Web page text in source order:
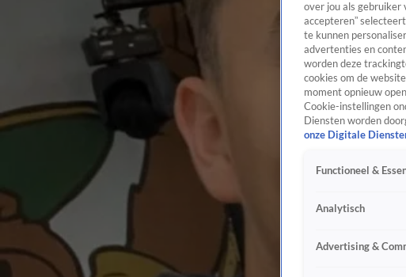
over jou als gebruiker
accepteren”
te kunnen
advertenties en
worden deze
cookies om de
moment opnieuw
Cookie-instellingen
Diensten worden
onze Digitale
Functioneel &
Analytisch
Advertising &